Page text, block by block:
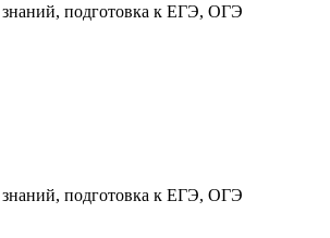
подготовка к ЕГЭ, ОГЭ
подготовка к ЕГЭ, ОГЭ